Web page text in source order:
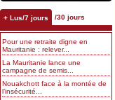
+ Lus/7 jours /30 jours
Pour une retraite digne en
Mauritanie : relever...
La Mauritanie lance une
campagne de semis...
Nouakchott face à la montée de
l’insécurité...